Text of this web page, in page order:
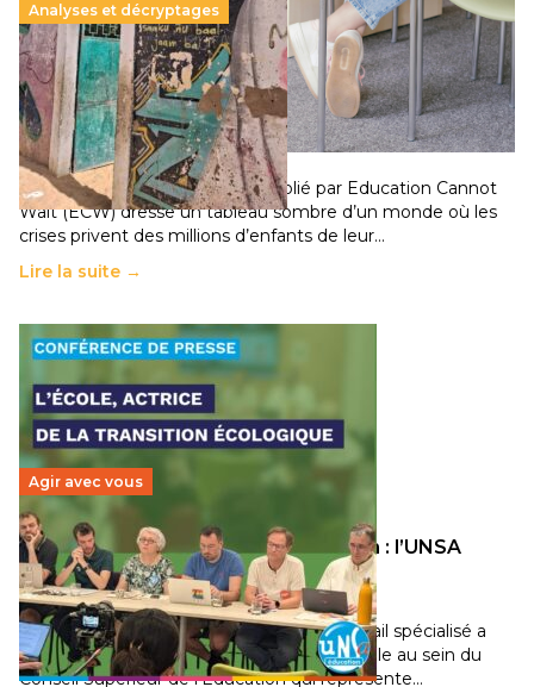
Analyses et décryptages
258 millions d’enfants victimes de la guerre, des
chocs climatiques et des déplacements de
population
11 juillet 2026- National
Un nouveau rapport mondial publié par Education Cannot
Wait (ECW) dresse un tableau sombre d’un monde où les
crises privent des millions d’enfants de leur…
Lire la suite →
Agir avec vous
Transition écologique de l’éducation : l’UNSA
Éducation fait bouger les lignes
30 juin 2026-National
Pendant plusieurs mois, un groupe de travail spécialisé a
travaillé sur la transition écologique de l’Ecole au sein du
Conseil Supérieur de l’Éducation qui représente…